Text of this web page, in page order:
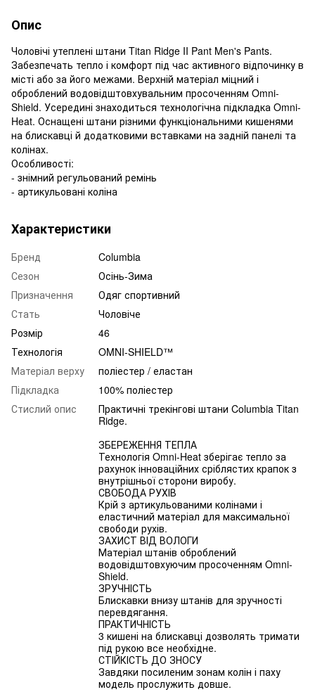
Опис
Чоловічі утеплені штани Titan Ridge II Pant Men's Pants.
Забезпечать тепло і комфорт під час активного відпочинку в
місті або за його межами. Верхній матеріал міцний і
оброблений водовідштовхувальним просоченням Omni-
Shield. Усередині знаходиться технологічна підкладка Omni-
Heat. Оснащені штани різними функціональними кишенями
на блискавці й додатковими вставками на задній панелі та
колінах.
Особливості:
- знімний регульований ремінь
- артикульовані коліна
Характеристики
Бренд
Columbia
Сезон
Осінь-Зима
Призначення
Одяг спортивний
Стать
Чоловіче
Розмір
46
Технологія
OMNI-SHIELD™
Матеріал верху
поліестер / еластан
Підкладка
100% поліестер
Стислий опис
Практичні трекінгові штани Columbia Titan
Ridge.
ЗБЕРЕЖЕННЯ ТЕПЛА
Технологія Omni-Heat зберігає тепло за
рахунок інноваційних сріблястих крапок з
внутрішньої сторони виробу.
СВОБОДА РУХІВ
Крій з артикульованими колінами і
еластичний матеріал для максимальної
свободи рухів.
ЗАХИСТ ВІД ВОЛОГИ
Матеріал штанів оброблений
водовідштовхуючим просоченням Omni-
Shield.
ЗРУЧНІСТЬ
Блискавки внизу штанів для зручності
перевдягання.
ПРАКТИЧНІСТЬ
3 кишені на блискавці дозволять тримати
під рукою все необхідне.
СТІЙКІСТЬ ДО ЗНОСУ
Завдяки посиленим зонам колін і паху
модель прослужить довше.